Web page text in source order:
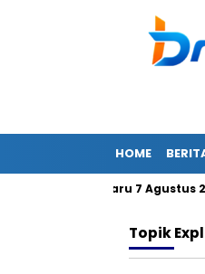
HOME
MLBB Terbaru 7 Agustus
Topik